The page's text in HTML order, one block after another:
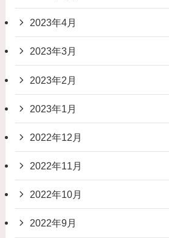
2023年4月
2023年3月
2023年2月
2023年1月
2022年12月
2022年11月
2022年10月
2022年9月